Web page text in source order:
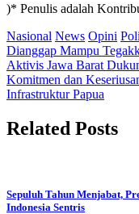
)* Penulis adalah
Nasional News Opini
Post
navigation
Dianggap Mampu
Aktivis Jawa Barat
Komitmen dan
Infrastruktur Papua
Related Posts
Sepuluh Tahun Menjabat,
Indonesia Sentris